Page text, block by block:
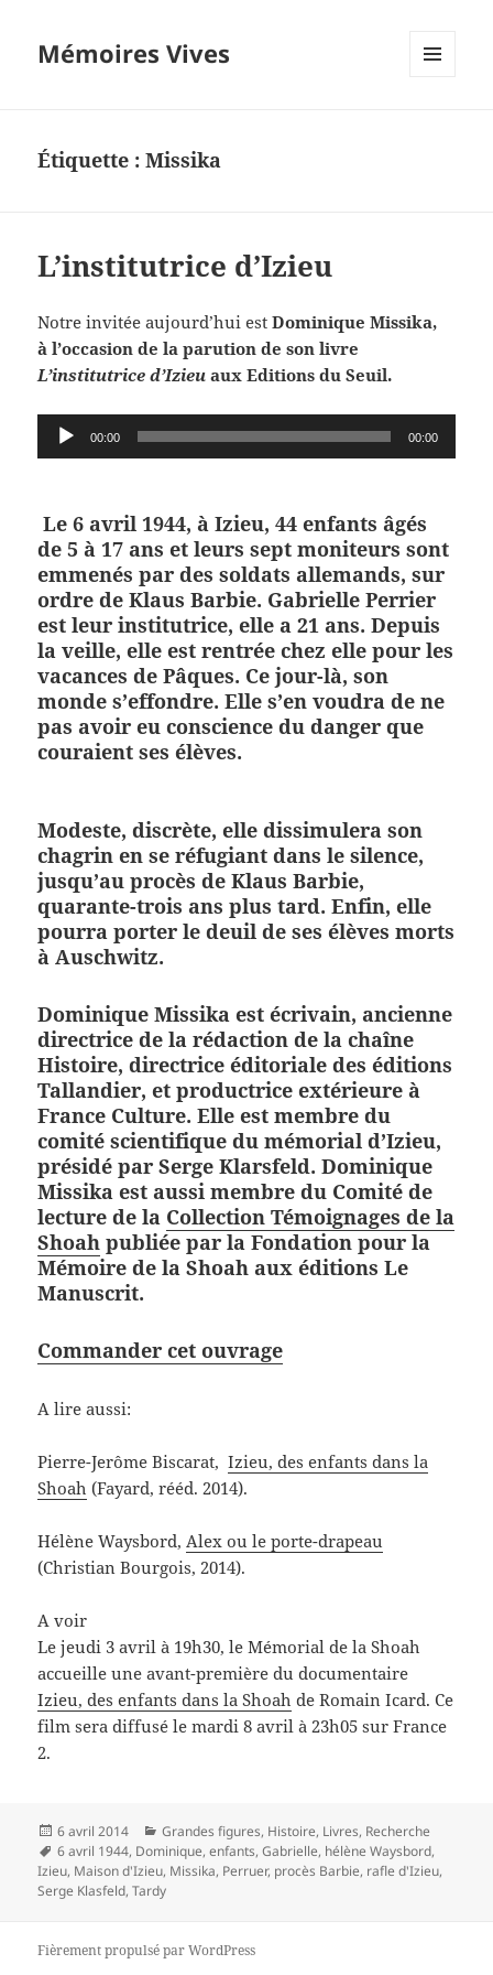
Mémoires Vives
Étiquette :Missika
L’institutrice d’Izieu
Notre invitée aujourd’hui estDominique Missika,
à l’occasion de la parution de son livre
L’institutrice d’Izieu aux Editions du Seuil.
Lecteur
audio
00:00 00:00
Le 6 avril 1944, à Izieu, 44 enfants âgés
de 5 à 17 ans et leurs sept moniteurs sont
emmenés par des soldats allemands, sur
ordre de Klaus Barbie. Gabrielle Perrier
est leur institutrice, elle a 21 ans. Depuis
la veille, elle est rentrée chez elle pour les
vacances de Pâques. Ce jour-là, son
monde s’effondre. Elle s’en voudra de ne
pas avoir eu conscience du danger que
couraient ses élèves.
Modeste, discrète, elle dissimulera son
chagrin en se réfugiant dans le silence,
jusqu’au procès de Klaus Barbie,
quarante-trois ans plus tard. Enfin, elle
pourra porter le deuil de ses élèves morts
à Auschwitz.
Dominique Missika est écrivain, ancienne
directrice de la rédaction de la chaîne
Histoire, directrice éditoriale des éditions
Tallandier, et productrice extérieure à
France Culture. Elle est membre du
comité scientifique du mémorial d’Izieu,
présidé par Serge Klarsfeld. Dominique
Missika est aussi membre du Comité de
lecture de la Collection Témoignages de la
Shoah publiée par la Fondation pour la
Mémoire de la Shoah aux éditions Le
Manuscrit.
Commander cet ouvrage
A lire aussi:
Pierre-Jerôme Biscarat,Izieu, des enfants dans la
Shoah (Fayard, rééd. 2014).
Hélène Waysbord, Alex ou le porte-drapeau
(Christian Bourgois, 2014).
A voir
Le jeudi 3 avril à 19h30, le Mémorial de la Shoah
accueille une avant-première du documentaire
Izieu, des enfants dans la Shoah de Romain Icard. Ce
film sera diffusé le mardi 8 avril à 23h05 sur France
2.
Publié
le
6 avril 2014 Catégories
Grandes figures, Histoire, Livres, Recherche
Mots-
clés
6 avril 1944, Dominique,enfants,Gabrielle, hélène Waysbord,
Izieu, Maison d'Izieu, Missika, Perruer, procès Barbie, rafle d'Izieu,
Serge Klasfeld,Tardy
Fièrement propulsé par WordPress